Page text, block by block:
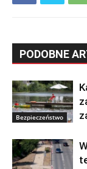
PODOBNE
Bezpieczeństwo